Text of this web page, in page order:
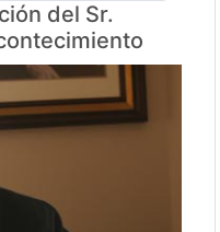
del Sr.